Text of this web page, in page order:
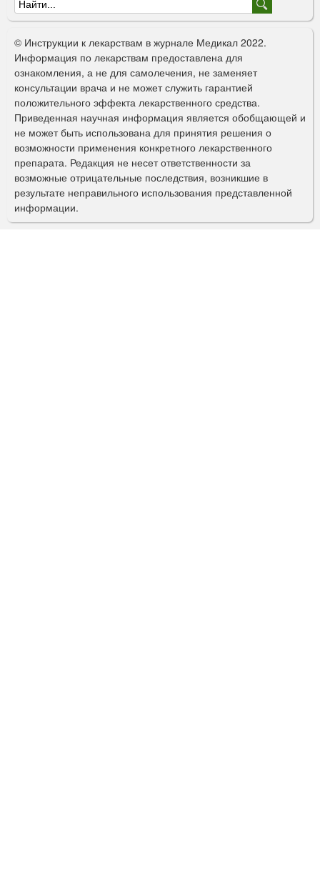
Ф
о
р
м
а
п
о
и
с
к
© Инструкции к лекарствам в журнале Медикал 2022.
Информация по лекарствам предоставлена для
ознакомления, а не для самолечения, не заменяет
консультации врача и не может служить гарантией
положительного эффекта лекарственного средства.
Приведенная научная информация является обобщающей и
не может быть использована для принятия решения о
возможности применения конкретного лекарственного
препарата. Редакция не несет ответственности за
возможные отрицательные последствия, возникшие в
результате неправильного использования представленной
информации.